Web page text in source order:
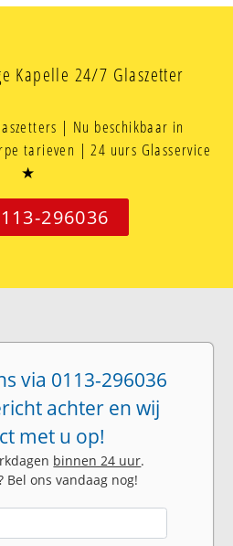
Kapelle 24/7 Glaszetter
| Nu beschikbaar in
tarieven | 24 uurs Glasservice
★
296036
via 0113-296036
achter en wij
met u op!
binnen 24 uur.
Bel ons vandaag nog!